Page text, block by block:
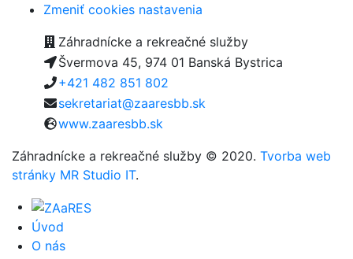
Zmeniť cookies nastavenia
Záhradnícke a rekreačné služby
Švermova 45, 974 01 Banská Bystrica
+421 482 851 802
sekretariat@zaaresbb.sk
www.zaaresbb.sk
Záhradnícke a rekreačné služby © 2020. Tvorba web
stránky MR Studio IT.
Úvod
O nás